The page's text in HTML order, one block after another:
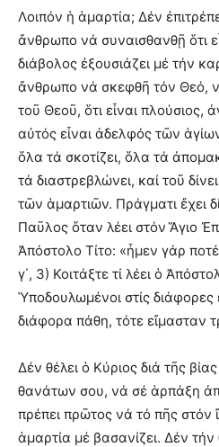
Λοιπόν ἡ ἁμαρτία; Δέν
ἄνθρωπο νά συναισθανθῇ ὅτι
διάβολος ἐξουσιάζει μέ τήν
ἄνθρωπο νά σκεφθῆ τόν Θεό,
τοῦ Θεοῦ, ὅτι εἶναι πλούσιος,
αὐτός εἶναι ἀδελφός τῶν
ὅλα τά σκοτίζει, ὅλα τά
τά διαστρεβλώνει, καί τοῦ
τῶν ἁμαρτιῶν. Πράγματι ἔχει
Παῦλος ὅταν λέει στόν Ἅγιο
Ἀπόστολο Τίτο: «ἦμεν γάρ ποτέ
γ΄, 3) Κοιτάξτε τί λέει ὁ
Ὑποδουλωμένοι στίς διάφορες
διάφορα πάθη, τότε εἴμασταν
Δέν θέλει ὁ Κύριος διά τῆς
θανάτων σου, νά σέ ἁρπάξη
πρέπει πρῶτος νά τό πῆς στόν
ἁμαρτία μέ βασανίζει. Δέν